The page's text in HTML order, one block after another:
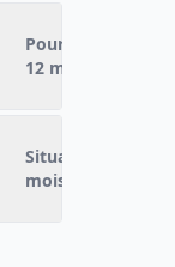
Pourcentage
12 mois
Situation
mois